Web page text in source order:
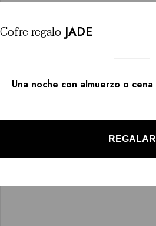
Cofreregalo JADE
Una noche con almuerzo o cena
REGALAR